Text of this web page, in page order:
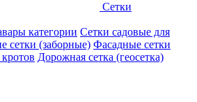
Сетки
категории Сетки садовые для
сетки (заборные) Фасадные сетки
Дорожная сетка (геосетка)